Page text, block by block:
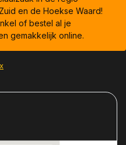
en de Hoekse Waard!
of bestel al je
gemakkelijk online.